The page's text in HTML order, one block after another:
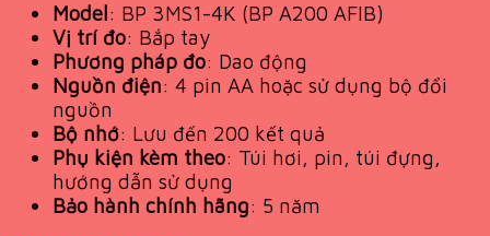
Model: BP 3MS1-4K (BP A200 AFIB)
Vị trí đo: Bắp tay
Phương pháp đo: Dao động
Nguồn điện: 4 pin AA hoặc sử dụng bộ đổi
nguồn
Bộ nhớ: Lưu đến 200 kết quả
Phụ kiện kèm theo: Túi hơi, pin, túi đựng,
hướng dẫn sử dụng
Bảo hành chính hãng: 5 năm